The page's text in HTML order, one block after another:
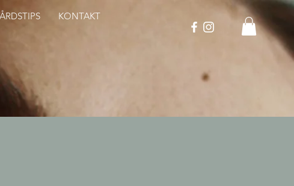
KONTAKT